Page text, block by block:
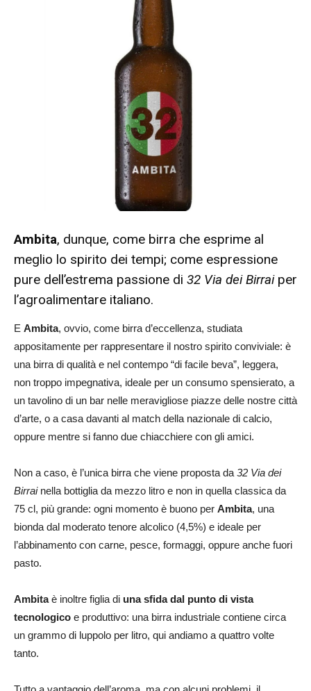
Ambita, dunque, come birra che esprime al
meglio lo spirito dei tempi; come espressione
pure dell’estrema passione di 32 Via dei Birraiper
l’agroalimentare italiano.
E Ambita, ovvio, come birra d’eccellenza, studiata
appositamente per rappresentare il nostro spirito conviviale: è
una birra di qualità e nel contempo “di facile beva”, leggera,
non troppo impegnativa, ideale per un consumo spensierato, a
un tavolino di un bar nelle meravigliose piazze delle nostre città
d’arte, o a casa davanti al match della nazionale di calcio,
oppure mentre si fanno due chiacchiere con gli amici.
Non a caso, è l’unica birra che viene proposta da 32 Via dei
Birrainella bottiglia da mezzo litro e non in quella classica da
75 cl, più grande: ogni momento è buono per Ambita, una
bionda dal moderato tenore alcolico (4,5%) e ideale per
l’abbinamento con carne, pesce, formaggi, oppure anche fuori
pasto.
Ambitaè inoltre figlia di una sfida dal punto di vista
tecnologico e produttivo: una birra industriale contiene circa
un grammo di luppolo per litro, qui andiamo a quattro volte
tanto.